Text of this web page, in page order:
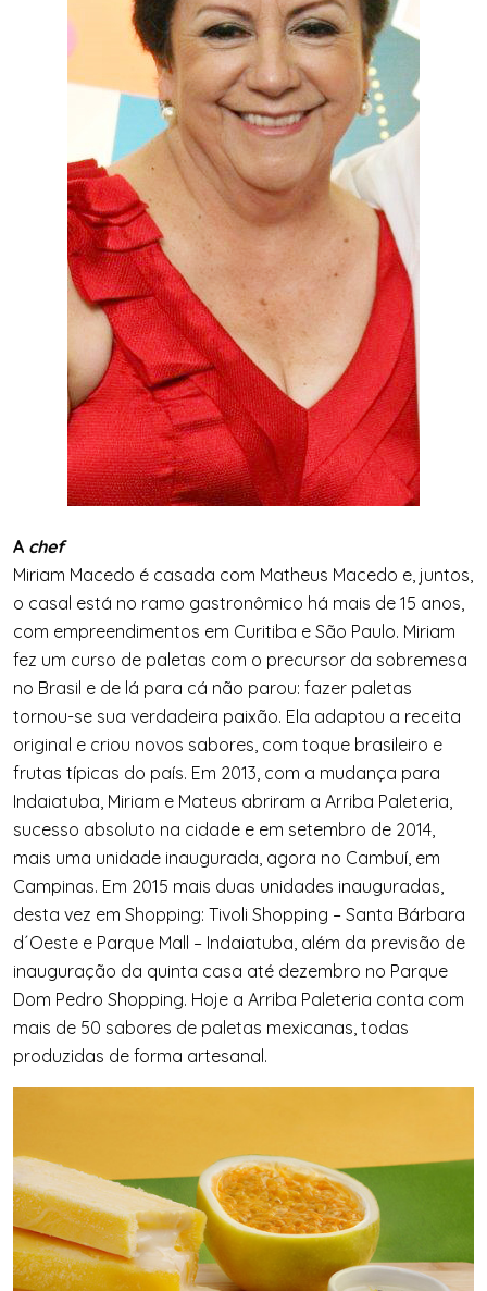
A chef
Miriam Macedo é casada com Matheus Macedo e, juntos,
o casal está no ramo gastronômico há mais de 15 anos,
com empreendimentos em Curitiba e São Paulo. Miriam
fez um curso de paletas com o precursor da sobremesa
no Brasil e de lá para cá não parou: fazer paletas
tornou-se sua verdadeira paixão. Ela adaptou a receita
original e criou novos sabores, com toque brasileiro e
frutas típicas do país. Em 2013, com a mudança para
Indaiatuba, Miriam e Mateus abriram a Arriba Paleteria,
sucesso absoluto na cidade e em setembro de 2014,
mais uma unidade inaugurada, agora no Cambuí, em
Campinas. Em 2015 mais duas unidades inauguradas,
desta vez em Shopping: Tivoli Shopping – Santa Bárbara
d´Oeste e Parque Mall – Indaiatuba, além da previsão de
inauguração da quinta casa até dezembro no Parque
Dom Pedro Shopping. Hoje a Arriba Paleteria conta com
mais de 50 sabores de paletas mexicanas, todas
produzidas de forma artesanal.